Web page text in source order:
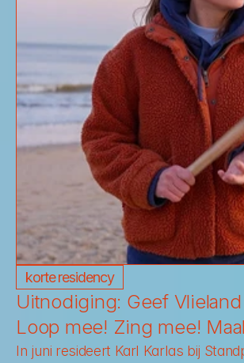
korte residency
Uitnodiging: Geef
Loop mee! Zing mee!
In juni resideert Karl Karlas bij